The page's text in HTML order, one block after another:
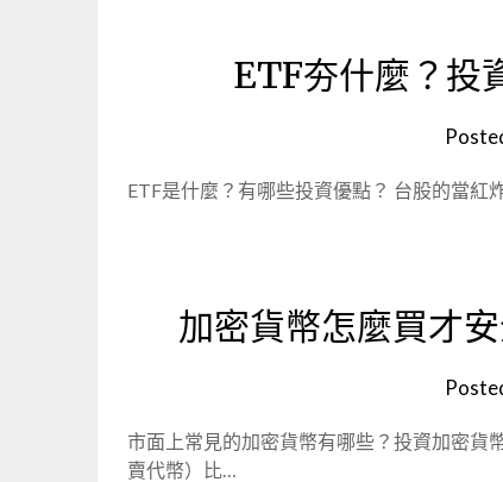
ETF夯什麼？投
ETF是什麼？有哪些投資優點？ 台股的當紅
加密貨幣怎麼買才
市面上常見的加密貨幣有哪些？投資加密貨
賣代幣）比…